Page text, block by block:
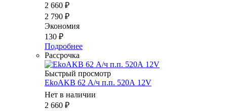
2 660 ₽
2 790 ₽
Экономия
130 ₽
Подробнее
Рассрочка
Быстрый просмотр
EkoAKB 62 А/ч п.п. 520А 12V
Нет в наличии
2 660 ₽